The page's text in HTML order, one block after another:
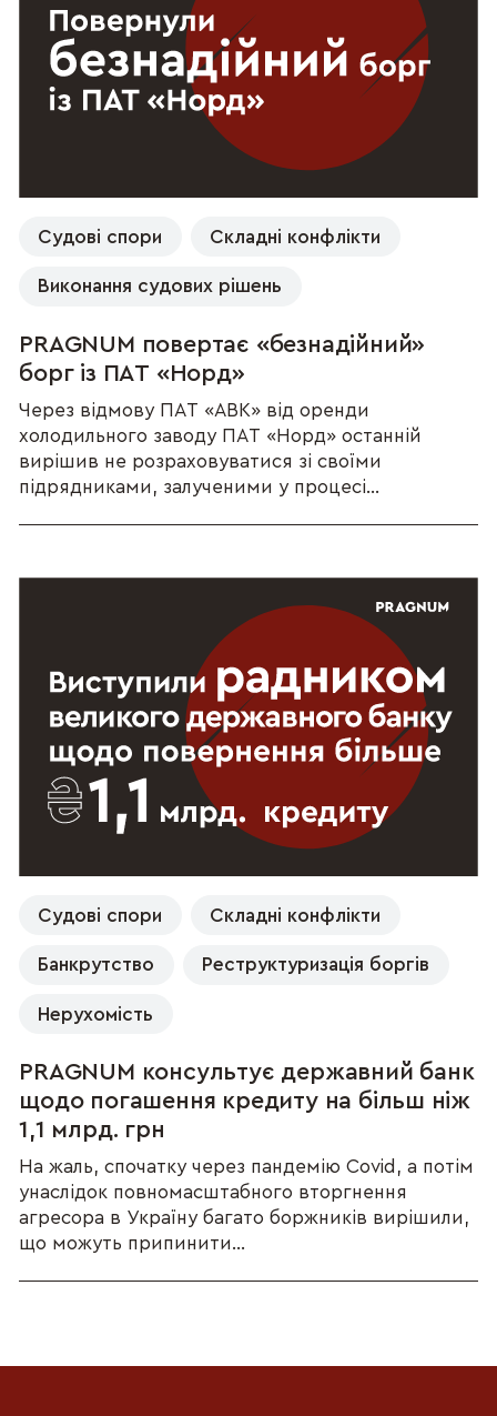
Судові спори Складні конфлікти
Виконання судових рішень
PRAGNUM повертає «безнадійний»
борг із ПАТ «Норд»
Через відмову ПАТ «АВК» від оренди
холодильного заводу ПАТ «Норд» останній
вирішив не розраховуватися зі своїми
підрядниками, залученими у процесі...
Судові спори Складні конфлікти
Банкрутство Реструктуризація боргів
Нерухомість
PRAGNUM консультує державний банк
щодо погашення кредиту на більш ніж
1,1 млрд. грн
На жаль, спочатку через пандемію Covid, а потім
унаслідок повномасштабного вторгнення
агресора в Україну багато боржників вирішили,
що можуть припинити...